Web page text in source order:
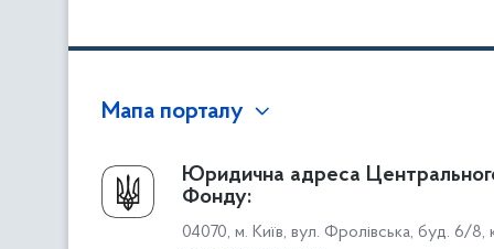
Мапа порталу
Про Фонд
Керівництво
Структура Фонду
Юридична адреса
Фонду:
04070, м. Київ, вул. Фролівська, буд. 6/8,